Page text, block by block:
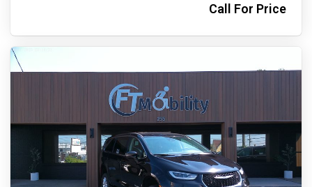
Call For Price